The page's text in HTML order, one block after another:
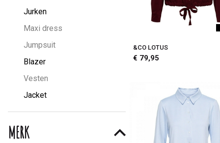
Jurken
Maxi dress
Jumpsuit
Blazer
Vesten
Jacket
MERK
&CO LOTUS
€ 79,95